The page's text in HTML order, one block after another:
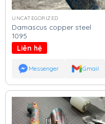
UNCATEGORIZED
Damascus copper steel
1095
Liên hệ
Messenger Gmail